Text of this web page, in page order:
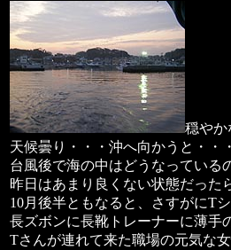
穏やか
天候曇り・・・沖へ向かうと・・
台風後で海の中はどうなっている
昨日はあまり良くない状態だった
10月後半ともなると、さすがにT
長ズボンに長靴トレーナーに薄手
Tさんが連れて来た職場の元気な